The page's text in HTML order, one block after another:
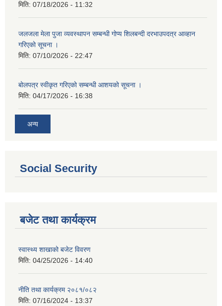
मिति: 07/18/2026 - 11:32
जलजला मेला पुजा व्यवस्थापन सम्बन्धी गोप्य शिलबन्दी दरभाउपदत्र आव्हान
गरिएको सूचना ।
मिति: 07/10/2026 - 22:47
बोलपत्र स्वीकृत गरिएको सम्बन्धी आशयको सूचना ।
मिति: 04/17/2026 - 16:38
अन्य
Social Security
बजेट तथा कार्यक्रम
स्वास्थ्य शाखाको बजेट विवरण
मिति: 04/25/2026 - 14:40
नीति तथा कार्यक्रम २०८१/०८२
मिति: 07/16/2024 - 13:37